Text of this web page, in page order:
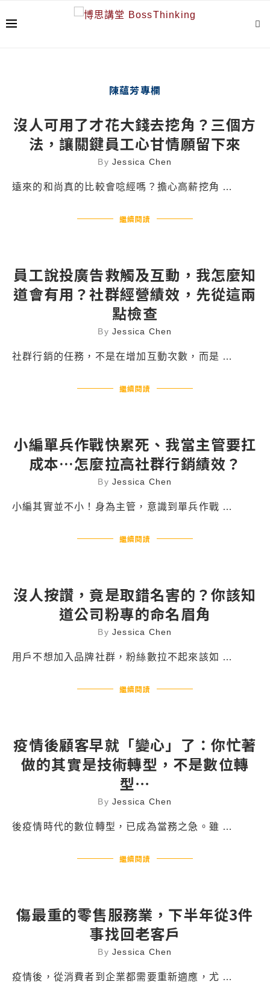
陳蘊芳專欄
沒人可用了才花大錢去挖角？三個方
法，讓關鍵員工心甘情願留下來
ByJessica Chen
遠來的和尚真的比較會唸經嗎？擔心高薪挖角 …
繼續閱讀
員工說投廣告救觸及互動，我怎麼知
道會有用？社群經營績效，先從這兩
點檢查
ByJessica Chen
社群行銷的任務，不是在增加互動次數，而是 …
繼續閱讀
小編單兵作戰快累死、我當主管要扛
成本…怎麼拉高社群行銷績效？
ByJessica Chen
小編其實並不小！身為主管，意識到單兵作戰 …
繼續閱讀
沒人按讚，竟是取錯名害的？你該知
道公司粉專的命名眉角
ByJessica Chen
用戶不想加入品牌社群，粉絲數拉不起來該如 …
繼續閱讀
疫情後顧客早就「變心」了：你忙著
做的其實是技術轉型，不是數位轉
型⋯
ByJessica Chen
後疫情時代的數位轉型，已成為當務之急。雖 …
繼續閱讀
傷最重的零售服務業，下半年從3件
事找回老客戶
ByJessica Chen
疫情後，從消費者到企業都需要重新適應，尤 …